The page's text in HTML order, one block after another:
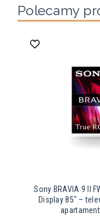
Polecamy
Sony BRAVIA 9 II
Display 85" –